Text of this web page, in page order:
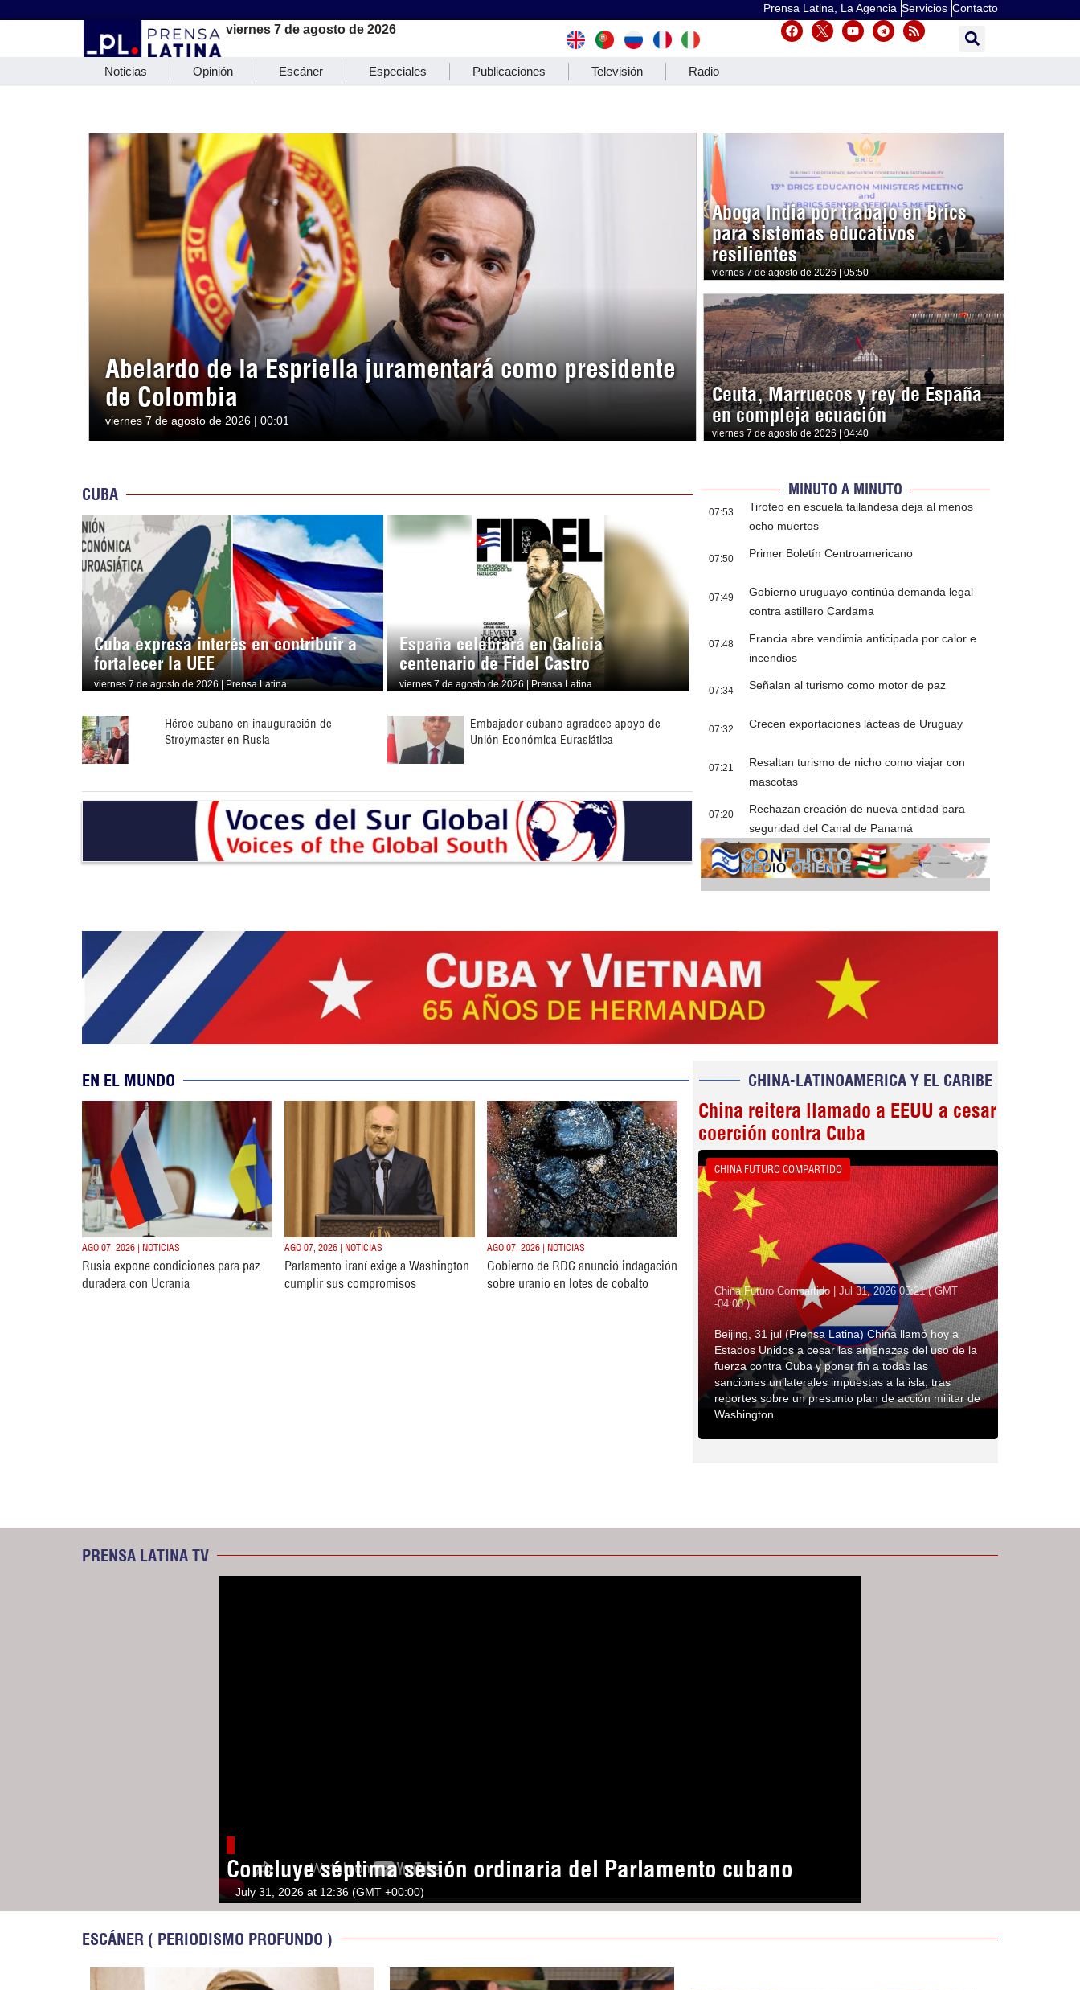
Prensa Latina, La Agencia Servicios Contacto
viernes 7 de agosto de 2026
Noticias Opinión Escáner Especiales Publicaciones Televisión Radio
Abelardo de la Espriella juramentará como presidente
de Colombia
viernes 7 de agosto de 2026 | 00:01
Aboga India por trabajo en Brics
para sistemas educativos
resilientes
viernes 7 de agosto de 2026 | 05:50
Ceuta, Marruecos y rey de España
en compleja ecuación
viernes 7 de agosto de 2026 | 04:40
CUBA
Cuba expresa interés en contribuir a
fortalecer la UEE
viernes 7 de agosto de 2026 | Prensa Latina
España celebrará en Galicia
centenario de Fidel Castro
viernes 7 de agosto de 2026 | Prensa Latina
Héroe cubano en inauguración de
Stroymaster en Rusia
Embajador cubano agradece apoyo de
Unión Económica Eurasiática
MINUTO A MINUTO
07:53
Tiroteo en escuela tailandesa deja al menos
ocho muertos
07:50 Primer Boletín Centroamericano
07:49
Gobierno uruguayo continúa demanda legal
contra astillero Cardama
07:48
Francia abre vendimia anticipada por calor e
incendios
07:34 Señalan al turismo como motor de paz
07:32 Crecen exportaciones lácteas de Uruguay
07:21
Resaltan turismo de nicho como viajar con
mascotas
07:20
Rechazan creación de nueva entidad para
seguridad del Canal de Panamá
Cobertura
EN EL MUNDO
AGO 07, 2026 | NOTICIAS
Rusia expone condiciones para paz
duradera con Ucrania
AGO 07, 2026 | NOTICIAS
Parlamento iraní exige a Washington
cumplir sus compromisos
AGO 07, 2026 | NOTICIAS
Gobierno de RDC anunció indagación
sobre uranio en lotes de cobalto
CHINA-LATINOAMERICA Y EL CARIBE
China reitera llamado a EEUU a cesar
coerción contra Cuba
CHINA FUTURO COMPARTIDO
China Futuro Compartido | Jul 31, 2026 05:21 ( GMT
-04:00 )
Beijing, 31 jul (Prensa Latina) China llamó hoy a
Estados Unidos a cesar las amenazas del uso de la
fuerza contra Cuba y poner fin a todas las
sanciones unilaterales impuestas a la isla, tras
reportes sobre un presunto plan de acción militar de
Washington.
PRENSA LATINA TV
Concluye séptima sesión ordinaria del Parlamento cubano
July 31, 2026 at 12:36 (GMT +00:00)
ESCÁNER ( PERIODISMO PROFUNDO )